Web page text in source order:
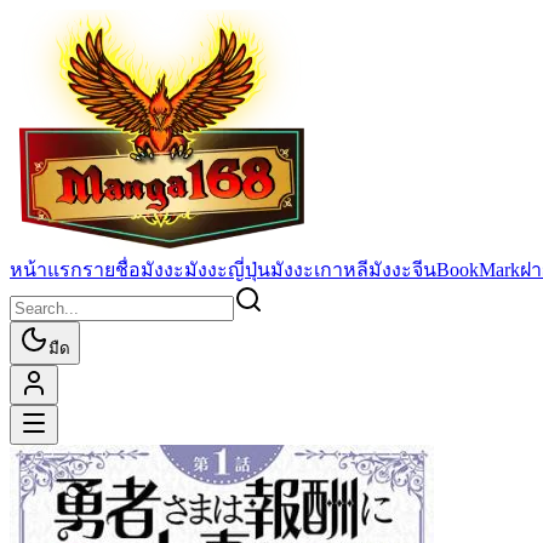
หน้าแรกรายชื่อมังงะมังงะญี่ปุ่นมังงะเกาหลีมังงะจีนBookMarkฝ
มืด